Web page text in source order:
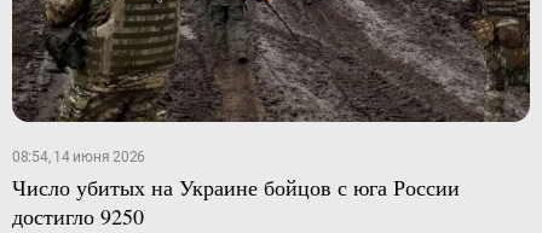
08:54, 14 июня 2026
Число убитых на Украине бойцов с юга России
достигло 9250